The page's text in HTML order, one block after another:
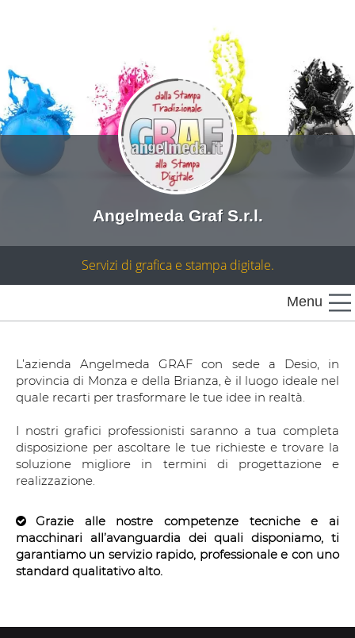
Angelmeda Graf S.r.l.
Servizi di grafica e stampa digitale.
Menu
L’azienda Angelmeda GRAF con sede a Desio, in
provincia di Monza e della Brianza, è il luogo ideale nel
quale recarti per trasformare le tue idee in realtà.
I nostri grafici professionisti saranno a tua completa
disposizione per ascoltare le tue richieste e trovare la
soluzione migliore in termini di progettazione e
realizzazione.
Grazie alle nostre competenze tecniche e ai
macchinari all’avanguardia dei quali disponiamo, ti
garantiamo un servizio rapido, professionale e con uno
standard qualitativo alto.